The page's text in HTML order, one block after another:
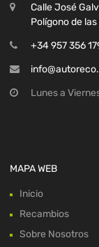
Calle José
Polígono de
+34 957 356
Lunes a
MAPA WEB
Inicio
Recambios
Sobre Nosotros